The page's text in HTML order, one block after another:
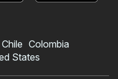
Chile Colombia
States